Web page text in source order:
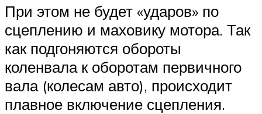
При этом не будет «ударов» по
сцеплению и маховику мотора. Так
как подгоняются обороты
коленвала к оборотам первичного
вала (колесам авто), происходит
плавное включение сцепления.